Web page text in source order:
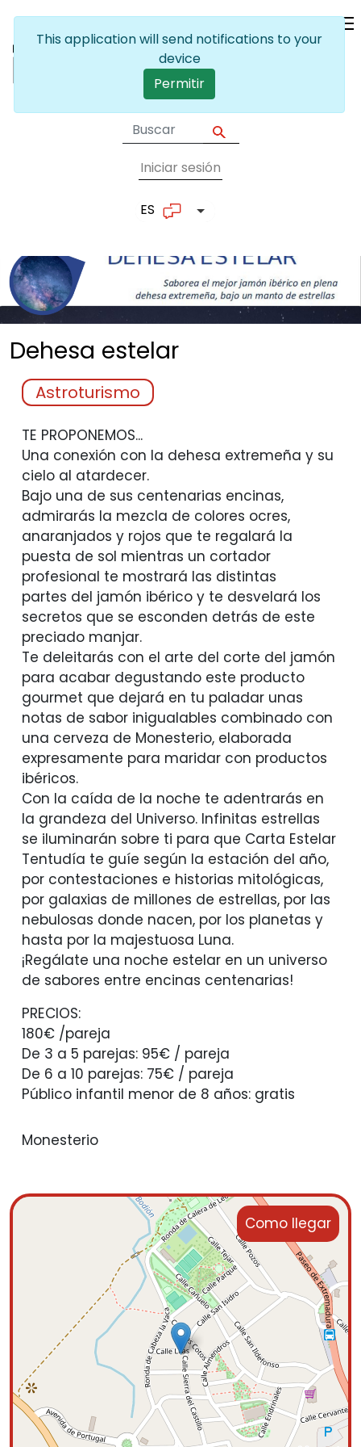
User account
Iniciar sesión
ES Lista adicional de
Dehesa estelar
Astroturismo
TE PROPONEMOS...
Una conexión con la dehesa extremeña y su
cielo al atardecer.
Bajo una de sus centenarias encinas,
admirarás la mezcla de colores ocres,
anaranjados y rojos que te regalará la
puesta de sol mientras un cortador
profesional te mostrará las distintas
partes del jamón ibérico y te desvelará los
secretos que se esconden detrás de este
preciado manjar.
Te deleitarás con el arte del corte del jamón
para acabar degustando este producto
gourmet que dejará en tu paladar unas
notas de sabor inigualables combinado con
una cerveza de Monesterio, elaborada
expresamente para maridar con productos
ibéricos.
Con la caída de la noche te adentrarás en
la grandeza del Universo. Infinitas estrellas
se iluminarán sobre ti para que Carta Estelar
Tentudía te guíe según la estación del año,
por contestaciones e historias mitológicas,
por galaxias de millones de estrellas, por las
nebulosas donde nacen, por los planetas y
hasta por la majestuosa Luna.
¡Regálate una noche estelar en un universo
de sabores entre encinas centenarias!
PRECIOS:
180€ /pareja
De 3 a 5 parejas: 95€ / pareja
De 6 a 10 parejas: 75€ / pareja
Público infantil menor de 8 años: gratis
Monesterio
Como llegar